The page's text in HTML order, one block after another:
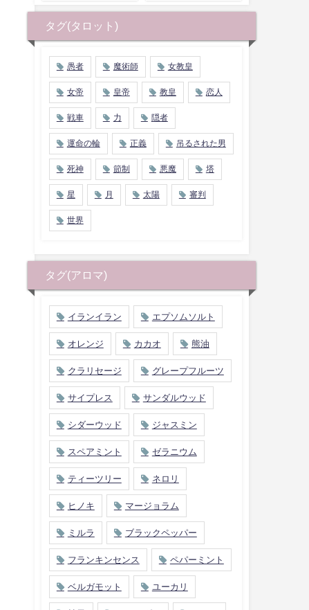
タグ(タロット)
愚者 魔術師 女教皇
女帝 皇帝 教皇 恋人
戦車 力 隠者
運命の輪 正義 吊るされた男
死神 節制 悪魔 塔
星 月 太陽 審判
世界
タグ(アロマ)
イランイラン エプソムソルト
オレンジ カカオ 熊油
クラリセージ グレープフルーツ
サイプレス サンダルウッド
シダーウッド ジャスミン
スペアミント ゼラニウム
ティーツリー ネロリ
ヒノキ マージョラム
ミルラ ブラックペッパー
フランキンセンス ペパーミント
ベルガモット ユーカリ